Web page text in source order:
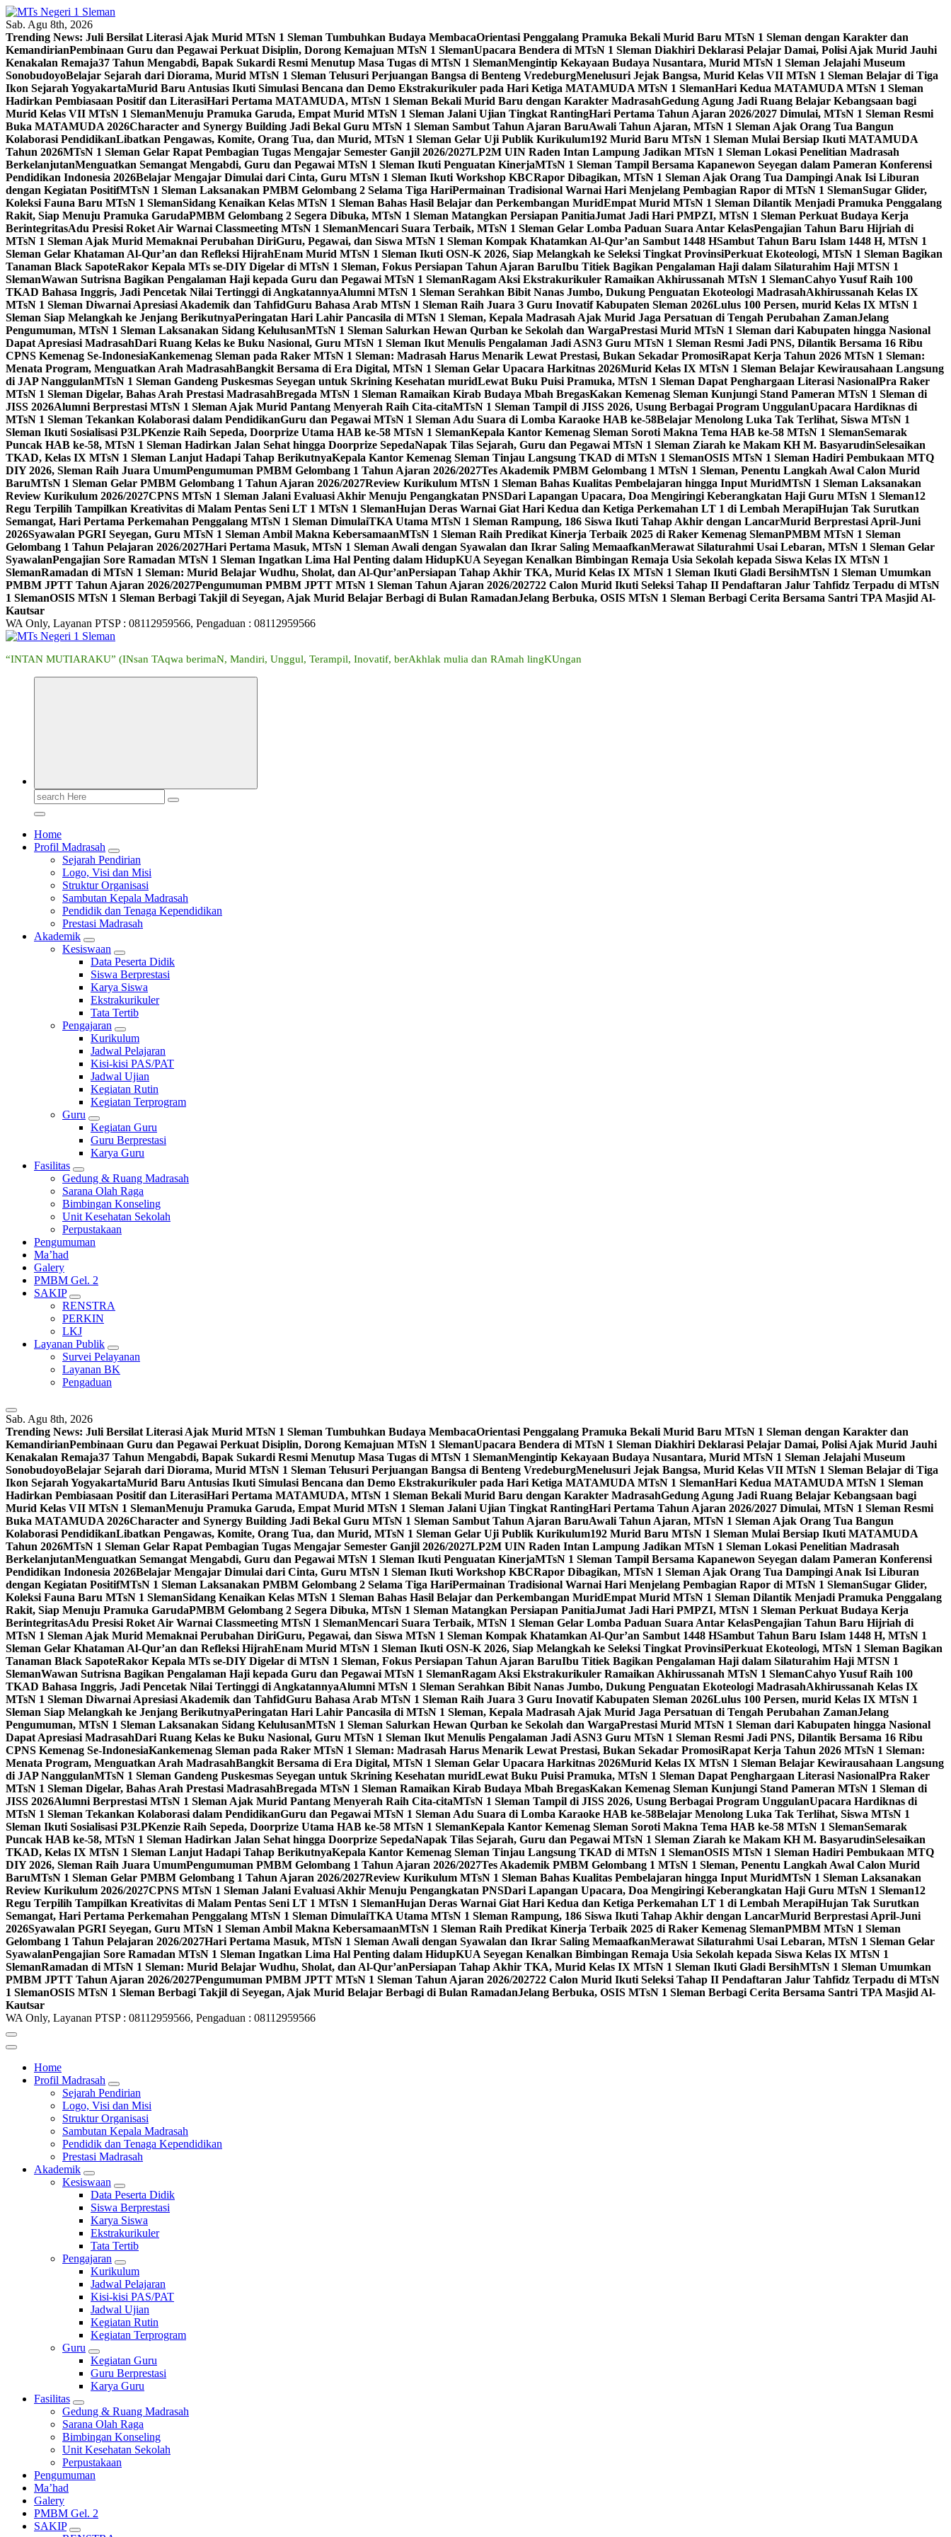
Skip
to
content
Sab. Agu 8th, 2026
Trending News: Juli Bersilat Literasi Ajak Murid MTsN 1 Sleman Tumbuhkan Budaya MembacaOrientasi Penggalang Pramuka Bekali Murid Baru MTsN 1 Sleman dengan Karakter dan
KemandirianPembinaan Guru dan Pegawai Perkuat Disiplin, Dorong Kemajuan MTsN 1 SlemanUpacara Bendera di MTsN 1 Sleman Diakhiri Deklarasi Pelajar Damai, Polisi Ajak Murid Jauhi
Kenakalan Remaja37 Tahun Mengabdi, Bapak Sukardi Resmi Menutup Masa Tugas di MTsN 1 SlemanMengintip Kekayaan Budaya Nusantara, Murid MTsN 1 Sleman Jelajahi Museum
SonobudoyoBelajar Sejarah dari Diorama, Murid MTsN 1 Sleman Telusuri Perjuangan Bangsa di Benteng VredeburgMenelusuri Jejak Bangsa, Murid Kelas VII MTsN 1 Sleman Belajar di Tiga
Ikon Sejarah YogyakartaMurid Baru Antusias Ikuti Simulasi Bencana dan Demo Ekstrakurikuler pada Hari Ketiga MATAMUDA MTsN 1 SlemanHari Kedua MATAMUDA MTsN 1 Sleman
Hadirkan Pembiasaan Positif dan LiterasiHari Pertama MATAMUDA, MTsN 1 Sleman Bekali Murid Baru dengan Karakter MadrasahGedung Agung Jadi Ruang Belajar Kebangsaan bagi
Murid Kelas VII MTsN 1 SlemanMenuju Pramuka Garuda, Empat Murid MTsN 1 Sleman Jalani Ujian Tingkat RantingHari Pertama Tahun Ajaran 2026/2027 Dimulai, MTsN 1 Sleman Resmi
Buka MATAMUDA 2026Character and Synergy Building Jadi Bekal Guru MTsN 1 Sleman Sambut Tahun Ajaran BaruAwali Tahun Ajaran, MTsN 1 Sleman Ajak Orang Tua Bangun
Kolaborasi PendidikanLibatkan Pengawas, Komite, Orang Tua, dan Murid, MTsN 1 Sleman Gelar Uji Publik Kurikulum192 Murid Baru MTsN 1 Sleman Mulai Bersiap Ikuti MATAMUDA
Tahun 2026MTsN 1 Sleman Gelar Rapat Pembagian Tugas Mengajar Semester Ganjil 2026/2027LP2M UIN Raden Intan Lampung Jadikan MTsN 1 Sleman Lokasi Penelitian Madrasah
BerkelanjutanMenguatkan Semangat Mengabdi, Guru dan Pegawai MTsN 1 Sleman Ikuti Penguatan KinerjaMTsN 1 Sleman Tampil Bersama Kapanewon Seyegan dalam Pameran Konferensi
Pendidikan Indonesia 2026Belajar Mengajar Dimulai dari Cinta, Guru MTsN 1 Sleman Ikuti Workshop KBCRapor Dibagikan, MTsN 1 Sleman Ajak Orang Tua Dampingi Anak Isi Liburan
dengan Kegiatan PositifMTsN 1 Sleman Laksanakan PMBM Gelombang 2 Selama Tiga HariPermainan Tradisional Warnai Hari Menjelang Pembagian Rapor di MTsN 1 SlemanSugar Glider,
Koleksi Fauna Baru MTsN 1 SlemanSidang Kenaikan Kelas MTsN 1 Sleman Bahas Hasil Belajar dan Perkembangan MuridEmpat Murid MTsN 1 Sleman Dilantik Menjadi Pramuka Penggalang
Rakit, Siap Menuju Pramuka GarudaPMBM Gelombang 2 Segera Dibuka, MTsN 1 Sleman Matangkan Persiapan PanitiaJumat Jadi Hari PMPZI, MTsN 1 Sleman Perkuat Budaya Kerja
BerintegritasAdu Presisi Roket Air Warnai Classmeeting MTsN 1 SlemanMencari Suara Terbaik, MTsN 1 Sleman Gelar Lomba Paduan Suara Antar KelasPengajian Tahun Baru Hijriah di
MTsN 1 Sleman Ajak Murid Memaknai Perubahan DiriGuru, Pegawai, dan Siswa MTsN 1 Sleman Kompak Khatamkan Al-Qur’an Sambut 1448 HSambut Tahun Baru Islam 1448 H, MTsN 1
Sleman Gelar Khataman Al-Qur’an dan Refleksi HijrahEnam Murid MTsN 1 Sleman Ikuti OSN-K 2026, Siap Melangkah ke Seleksi Tingkat ProvinsiPerkuat Ekoteologi, MTsN 1 Sleman Bagikan
Tanaman Black SapoteRakor Kepala MTs se-DIY Digelar di MTsN 1 Sleman, Fokus Persiapan Tahun Ajaran BaruIbu Titiek Bagikan Pengalaman Haji dalam Silaturahim Haji MTSN 1
SlemanWawan Sutrisna Bagikan Pengalaman Haji kepada Guru dan Pegawai MTsN 1 SlemanRagam Aksi Ekstrakurikuler Ramaikan Akhirussanah MTsN 1 SlemanCahyo Yusuf Raih 100
TKAD Bahasa Inggris, Jadi Pencetak Nilai Tertinggi di AngkatannyaAlumni MTsN 1 Sleman Serahkan Bibit Nanas Jumbo, Dukung Penguatan Ekoteologi MadrasahAkhirussanah Kelas IX
MTsN 1 Sleman Diwarnai Apresiasi Akademik dan TahfidGuru Bahasa Arab MTsN 1 Sleman Raih Juara 3 Guru Inovatif Kabupaten Sleman 2026Lulus 100 Persen, murid Kelas IX MTsN 1
Sleman Siap Melangkah ke Jenjang BerikutnyaPeringatan Hari Lahir Pancasila di MTsN 1 Sleman, Kepala Madrasah Ajak Murid Jaga Persatuan di Tengah Perubahan ZamanJelang
Pengumuman, MTsN 1 Sleman Laksanakan Sidang KelulusanMTsN 1 Sleman Salurkan Hewan Qurban ke Sekolah dan WargaPrestasi Murid MTsN 1 Sleman dari Kabupaten hingga Nasional
Dapat Apresiasi MadrasahDari Ruang Kelas ke Buku Nasional, Guru MTsN 1 Sleman Ikut Menulis Pengalaman Jadi ASN3 Guru MTsN 1 Sleman Resmi Jadi PNS, Dilantik Bersama 16 Ribu
CPNS Kemenag Se-IndonesiaKankemenag Sleman pada Raker MTsN 1 Sleman: Madrasah Harus Menarik Lewat Prestasi, Bukan Sekadar PromosiRapat Kerja Tahun 2026 MTsN 1 Sleman:
Menata Program, Menguatkan Arah MadrasahBangkit Bersama di Era Digital, MTsN 1 Sleman Gelar Upacara Harkitnas 2026Murid Kelas IX MTsN 1 Sleman Belajar Kewirausahaan Langsung
di JAP NanggulanMTsN 1 Sleman Gandeng Puskesmas Seyegan untuk Skrining Kesehatan muridLewat Buku Puisi Pramuka, MTsN 1 Sleman Dapat Penghargaan Literasi NasionalPra Raker
MTsN 1 Sleman Digelar, Bahas Arah Prestasi MadrasahBregada MTsN 1 Sleman Ramaikan Kirab Budaya Mbah BregasKakan Kemenag Sleman Kunjungi Stand Pameran MTsN 1 Sleman di
JISS 2026Alumni Berprestasi MTsN 1 Sleman Ajak Murid Pantang Menyerah Raih Cita-citaMTsN 1 Sleman Tampil di JISS 2026, Usung Berbagai Program UnggulanUpacara Hardiknas di
MTsN 1 Sleman Tekankan Kolaborasi dalam PendidikanGuru dan Pegawai MTsN 1 Sleman Adu Suara di Lomba Karaoke HAB ke-58Belajar Menolong Luka Tak Terlihat, Siswa MTsN 1
Sleman Ikuti Sosialisasi P3LPKenzie Raih Sepeda, Doorprize Utama HAB ke-58 MTsN 1 SlemanKepala Kantor Kemenag Sleman Soroti Makna Tema HAB ke-58 MTsN 1 SlemanSemarak
Puncak HAB ke-58, MTsN 1 Sleman Hadirkan Jalan Sehat hingga Doorprize SepedaNapak Tilas Sejarah, Guru dan Pegawai MTsN 1 Sleman Ziarah ke Makam KH M. BasyarudinSelesaikan
TKAD, Kelas IX MTsN 1 Sleman Lanjut Hadapi Tahap BerikutnyaKepala Kantor Kemenag Sleman Tinjau Langsung TKAD di MTsN 1 SlemanOSIS MTsN 1 Sleman Hadiri Pembukaan MTQ
DIY 2026, Sleman Raih Juara UmumPengumuman PMBM Gelombang 1 Tahun Ajaran 2026/2027Tes Akademik PMBM Gelombang 1 MTsN 1 Sleman, Penentu Langkah Awal Calon Murid
BaruMTsN 1 Sleman Gelar PMBM Gelombang 1 Tahun Ajaran 2026/2027Review Kurikulum MTsN 1 Sleman Bahas Kualitas Pembelajaran hingga Input MuridMTsN 1 Sleman Laksanakan
Review Kurikulum 2026/2027CPNS MTsN 1 Sleman Jalani Evaluasi Akhir Menuju Pengangkatan PNSDari Lapangan Upacara, Doa Mengiringi Keberangkatan Haji Guru MTsN 1 Sleman12
Regu Terpilih Tampilkan Kreativitas di Malam Pentas Seni LT 1 MTsN 1 SlemanHujan Deras Warnai Giat Hari Kedua dan Ketiga Perkemahan LT 1 di Lembah MerapiHujan Tak Surutkan
Semangat, Hari Pertama Perkemahan Penggalang MTsN 1 Sleman DimulaiTKA Utama MTsN 1 Sleman Rampung, 186 Siswa Ikuti Tahap Akhir dengan LancarMurid Berprestasi April-Juni
2026Syawalan PGRI Seyegan, Guru MTsN 1 Sleman Ambil Makna KebersamaanMTsN 1 Sleman Raih Predikat Kinerja Terbaik 2025 di Raker Kemenag SlemanPMBM MTsN 1 Sleman
Gelombang 1 Tahun Pelajaran 2026/2027Hari Pertama Masuk, MTsN 1 Sleman Awali dengan Syawalan dan Ikrar Saling MemaafkanMerawat Silaturahmi Usai Lebaran, MTsN 1 Sleman Gelar
SyawalanPengajian Sore Ramadan MTsN 1 Sleman Ingatkan Lima Hal Penting dalam HidupKUA Seyegan Kenalkan Bimbingan Remaja Usia Sekolah kepada Siswa Kelas IX MTsN 1
SlemanRamadan di MTsN 1 Sleman: Murid Belajar Wudhu, Sholat, dan Al-Qur’anPersiapan Tahap Akhir TKA, Murid Kelas IX MTsN 1 Sleman Ikuti Gladi BersihMTsN 1 Sleman Umumkan
PMBM JPTT Tahun Ajaran 2026/2027Pengumuman PMBM JPTT MTsN 1 Sleman Tahun Ajaran 2026/202722 Calon Murid Ikuti Seleksi Tahap II Pendaftaran Jalur Tahfidz Terpadu di MTsN
1 SlemanOSIS MTsN 1 Sleman Berbagi Takjil di Seyegan, Ajak Murid Belajar Berbagi di Bulan RamadanJelang Berbuka, OSIS MTsN 1 Sleman Berbagi Cerita Bersama Santri TPA Masjid Al-
Kautsar
WA Only, Layanan PTSP : 08112959566, Pengaduan : 08112959566
“INTAN MUTIARAKU” (INsan TAqwa berimaN, Mandiri, Unggul, Terampil, Inovatif, berAkhlak mulia dan RAmah lingKUngan
Search
for:
Home
Profil Madrasah
Sejarah Pendirian
Logo, Visi dan Misi
Struktur Organisasi
Sambutan Kepala Madrasah
Pendidik dan Tenaga Kependidikan
Prestasi Madrasah
Akademik
Kesiswaan
Data Peserta Didik
Siswa Berprestasi
Karya Siswa
Ekstrakurikuler
Tata Tertib
Pengajaran
Kurikulum
Jadwal Pelajaran
Kisi-kisi PAS/PAT
Jadwal Ujian
Kegiatan Rutin
Kegiatan Terprogram
Guru
Kegiatan Guru
Guru Berprestasi
Karya Guru
Fasilitas
Gedung & Ruang Madrasah
Sarana Olah Raga
Bimbingan Konseling
Unit Kesehatan Sekolah
Perpustakaan
Pengumuman
Ma’had
Galery
PMBM Gel. 2
SAKIP
RENSTRA
PERKIN
LKJ
Layanan Publik
Survei Pelayanan
Layanan BK
Pengaduan
Sab. Agu 8th, 2026
Trending News: Juli Bersilat Literasi Ajak Murid MTsN 1 Sleman Tumbuhkan Budaya MembacaOrientasi Penggalang Pramuka Bekali Murid Baru MTsN 1 Sleman dengan Karakter dan
KemandirianPembinaan Guru dan Pegawai Perkuat Disiplin, Dorong Kemajuan MTsN 1 SlemanUpacara Bendera di MTsN 1 Sleman Diakhiri Deklarasi Pelajar Damai, Polisi Ajak Murid Jauhi
Kenakalan Remaja37 Tahun Mengabdi, Bapak Sukardi Resmi Menutup Masa Tugas di MTsN 1 SlemanMengintip Kekayaan Budaya Nusantara, Murid MTsN 1 Sleman Jelajahi Museum
SonobudoyoBelajar Sejarah dari Diorama, Murid MTsN 1 Sleman Telusuri Perjuangan Bangsa di Benteng VredeburgMenelusuri Jejak Bangsa, Murid Kelas VII MTsN 1 Sleman Belajar di Tiga
Ikon Sejarah YogyakartaMurid Baru Antusias Ikuti Simulasi Bencana dan Demo Ekstrakurikuler pada Hari Ketiga MATAMUDA MTsN 1 SlemanHari Kedua MATAMUDA MTsN 1 Sleman
Hadirkan Pembiasaan Positif dan LiterasiHari Pertama MATAMUDA, MTsN 1 Sleman Bekali Murid Baru dengan Karakter MadrasahGedung Agung Jadi Ruang Belajar Kebangsaan bagi
Murid Kelas VII MTsN 1 SlemanMenuju Pramuka Garuda, Empat Murid MTsN 1 Sleman Jalani Ujian Tingkat RantingHari Pertama Tahun Ajaran 2026/2027 Dimulai, MTsN 1 Sleman Resmi
Buka MATAMUDA 2026Character and Synergy Building Jadi Bekal Guru MTsN 1 Sleman Sambut Tahun Ajaran BaruAwali Tahun Ajaran, MTsN 1 Sleman Ajak Orang Tua Bangun
Kolaborasi PendidikanLibatkan Pengawas, Komite, Orang Tua, dan Murid, MTsN 1 Sleman Gelar Uji Publik Kurikulum192 Murid Baru MTsN 1 Sleman Mulai Bersiap Ikuti MATAMUDA
Tahun 2026MTsN 1 Sleman Gelar Rapat Pembagian Tugas Mengajar Semester Ganjil 2026/2027LP2M UIN Raden Intan Lampung Jadikan MTsN 1 Sleman Lokasi Penelitian Madrasah
BerkelanjutanMenguatkan Semangat Mengabdi, Guru dan Pegawai MTsN 1 Sleman Ikuti Penguatan KinerjaMTsN 1 Sleman Tampil Bersama Kapanewon Seyegan dalam Pameran Konferensi
Pendidikan Indonesia 2026Belajar Mengajar Dimulai dari Cinta, Guru MTsN 1 Sleman Ikuti Workshop KBCRapor Dibagikan, MTsN 1 Sleman Ajak Orang Tua Dampingi Anak Isi Liburan
dengan Kegiatan PositifMTsN 1 Sleman Laksanakan PMBM Gelombang 2 Selama Tiga HariPermainan Tradisional Warnai Hari Menjelang Pembagian Rapor di MTsN 1 SlemanSugar Glider,
Koleksi Fauna Baru MTsN 1 SlemanSidang Kenaikan Kelas MTsN 1 Sleman Bahas Hasil Belajar dan Perkembangan MuridEmpat Murid MTsN 1 Sleman Dilantik Menjadi Pramuka Penggalang
Rakit, Siap Menuju Pramuka GarudaPMBM Gelombang 2 Segera Dibuka, MTsN 1 Sleman Matangkan Persiapan PanitiaJumat Jadi Hari PMPZI, MTsN 1 Sleman Perkuat Budaya Kerja
BerintegritasAdu Presisi Roket Air Warnai Classmeeting MTsN 1 SlemanMencari Suara Terbaik, MTsN 1 Sleman Gelar Lomba Paduan Suara Antar KelasPengajian Tahun Baru Hijriah di
MTsN 1 Sleman Ajak Murid Memaknai Perubahan DiriGuru, Pegawai, dan Siswa MTsN 1 Sleman Kompak Khatamkan Al-Qur’an Sambut 1448 HSambut Tahun Baru Islam 1448 H, MTsN 1
Sleman Gelar Khataman Al-Qur’an dan Refleksi HijrahEnam Murid MTsN 1 Sleman Ikuti OSN-K 2026, Siap Melangkah ke Seleksi Tingkat ProvinsiPerkuat Ekoteologi, MTsN 1 Sleman Bagikan
Tanaman Black SapoteRakor Kepala MTs se-DIY Digelar di MTsN 1 Sleman, Fokus Persiapan Tahun Ajaran BaruIbu Titiek Bagikan Pengalaman Haji dalam Silaturahim Haji MTSN 1
SlemanWawan Sutrisna Bagikan Pengalaman Haji kepada Guru dan Pegawai MTsN 1 SlemanRagam Aksi Ekstrakurikuler Ramaikan Akhirussanah MTsN 1 SlemanCahyo Yusuf Raih 100
TKAD Bahasa Inggris, Jadi Pencetak Nilai Tertinggi di AngkatannyaAlumni MTsN 1 Sleman Serahkan Bibit Nanas Jumbo, Dukung Penguatan Ekoteologi MadrasahAkhirussanah Kelas IX
MTsN 1 Sleman Diwarnai Apresiasi Akademik dan TahfidGuru Bahasa Arab MTsN 1 Sleman Raih Juara 3 Guru Inovatif Kabupaten Sleman 2026Lulus 100 Persen, murid Kelas IX MTsN 1
Sleman Siap Melangkah ke Jenjang BerikutnyaPeringatan Hari Lahir Pancasila di MTsN 1 Sleman, Kepala Madrasah Ajak Murid Jaga Persatuan di Tengah Perubahan ZamanJelang
Pengumuman, MTsN 1 Sleman Laksanakan Sidang KelulusanMTsN 1 Sleman Salurkan Hewan Qurban ke Sekolah dan WargaPrestasi Murid MTsN 1 Sleman dari Kabupaten hingga Nasional
Dapat Apresiasi MadrasahDari Ruang Kelas ke Buku Nasional, Guru MTsN 1 Sleman Ikut Menulis Pengalaman Jadi ASN3 Guru MTsN 1 Sleman Resmi Jadi PNS, Dilantik Bersama 16 Ribu
CPNS Kemenag Se-IndonesiaKankemenag Sleman pada Raker MTsN 1 Sleman: Madrasah Harus Menarik Lewat Prestasi, Bukan Sekadar PromosiRapat Kerja Tahun 2026 MTsN 1 Sleman:
Menata Program, Menguatkan Arah MadrasahBangkit Bersama di Era Digital, MTsN 1 Sleman Gelar Upacara Harkitnas 2026Murid Kelas IX MTsN 1 Sleman Belajar Kewirausahaan Langsung
di JAP NanggulanMTsN 1 Sleman Gandeng Puskesmas Seyegan untuk Skrining Kesehatan muridLewat Buku Puisi Pramuka, MTsN 1 Sleman Dapat Penghargaan Literasi NasionalPra Raker
MTsN 1 Sleman Digelar, Bahas Arah Prestasi MadrasahBregada MTsN 1 Sleman Ramaikan Kirab Budaya Mbah BregasKakan Kemenag Sleman Kunjungi Stand Pameran MTsN 1 Sleman di
JISS 2026Alumni Berprestasi MTsN 1 Sleman Ajak Murid Pantang Menyerah Raih Cita-citaMTsN 1 Sleman Tampil di JISS 2026, Usung Berbagai Program UnggulanUpacara Hardiknas di
MTsN 1 Sleman Tekankan Kolaborasi dalam PendidikanGuru dan Pegawai MTsN 1 Sleman Adu Suara di Lomba Karaoke HAB ke-58Belajar Menolong Luka Tak Terlihat, Siswa MTsN 1
Sleman Ikuti Sosialisasi P3LPKenzie Raih Sepeda, Doorprize Utama HAB ke-58 MTsN 1 SlemanKepala Kantor Kemenag Sleman Soroti Makna Tema HAB ke-58 MTsN 1 SlemanSemarak
Puncak HAB ke-58, MTsN 1 Sleman Hadirkan Jalan Sehat hingga Doorprize SepedaNapak Tilas Sejarah, Guru dan Pegawai MTsN 1 Sleman Ziarah ke Makam KH M. BasyarudinSelesaikan
TKAD, Kelas IX MTsN 1 Sleman Lanjut Hadapi Tahap BerikutnyaKepala Kantor Kemenag Sleman Tinjau Langsung TKAD di MTsN 1 SlemanOSIS MTsN 1 Sleman Hadiri Pembukaan MTQ
DIY 2026, Sleman Raih Juara UmumPengumuman PMBM Gelombang 1 Tahun Ajaran 2026/2027Tes Akademik PMBM Gelombang 1 MTsN 1 Sleman, Penentu Langkah Awal Calon Murid
BaruMTsN 1 Sleman Gelar PMBM Gelombang 1 Tahun Ajaran 2026/2027Review Kurikulum MTsN 1 Sleman Bahas Kualitas Pembelajaran hingga Input MuridMTsN 1 Sleman Laksanakan
Review Kurikulum 2026/2027CPNS MTsN 1 Sleman Jalani Evaluasi Akhir Menuju Pengangkatan PNSDari Lapangan Upacara, Doa Mengiringi Keberangkatan Haji Guru MTsN 1 Sleman12
Regu Terpilih Tampilkan Kreativitas di Malam Pentas Seni LT 1 MTsN 1 SlemanHujan Deras Warnai Giat Hari Kedua dan Ketiga Perkemahan LT 1 di Lembah MerapiHujan Tak Surutkan
Semangat, Hari Pertama Perkemahan Penggalang MTsN 1 Sleman DimulaiTKA Utama MTsN 1 Sleman Rampung, 186 Siswa Ikuti Tahap Akhir dengan LancarMurid Berprestasi April-Juni
2026Syawalan PGRI Seyegan, Guru MTsN 1 Sleman Ambil Makna KebersamaanMTsN 1 Sleman Raih Predikat Kinerja Terbaik 2025 di Raker Kemenag SlemanPMBM MTsN 1 Sleman
Gelombang 1 Tahun Pelajaran 2026/2027Hari Pertama Masuk, MTsN 1 Sleman Awali dengan Syawalan dan Ikrar Saling MemaafkanMerawat Silaturahmi Usai Lebaran, MTsN 1 Sleman Gelar
SyawalanPengajian Sore Ramadan MTsN 1 Sleman Ingatkan Lima Hal Penting dalam HidupKUA Seyegan Kenalkan Bimbingan Remaja Usia Sekolah kepada Siswa Kelas IX MTsN 1
SlemanRamadan di MTsN 1 Sleman: Murid Belajar Wudhu, Sholat, dan Al-Qur’anPersiapan Tahap Akhir TKA, Murid Kelas IX MTsN 1 Sleman Ikuti Gladi BersihMTsN 1 Sleman Umumkan
PMBM JPTT Tahun Ajaran 2026/2027Pengumuman PMBM JPTT MTsN 1 Sleman Tahun Ajaran 2026/202722 Calon Murid Ikuti Seleksi Tahap II Pendaftaran Jalur Tahfidz Terpadu di MTsN
1 SlemanOSIS MTsN 1 Sleman Berbagi Takjil di Seyegan, Ajak Murid Belajar Berbagi di Bulan RamadanJelang Berbuka, OSIS MTsN 1 Sleman Berbagi Cerita Bersama Santri TPA Masjid Al-
Kautsar
WA Only, Layanan PTSP : 08112959566, Pengaduan : 08112959566
Home
Profil Madrasah
Sejarah Pendirian
Logo, Visi dan Misi
Struktur Organisasi
Sambutan Kepala Madrasah
Pendidik dan Tenaga Kependidikan
Prestasi Madrasah
Akademik
Kesiswaan
Data Peserta Didik
Siswa Berprestasi
Karya Siswa
Ekstrakurikuler
Tata Tertib
Pengajaran
Kurikulum
Jadwal Pelajaran
Kisi-kisi PAS/PAT
Jadwal Ujian
Kegiatan Rutin
Kegiatan Terprogram
Guru
Kegiatan Guru
Guru Berprestasi
Karya Guru
Fasilitas
Gedung & Ruang Madrasah
Sarana Olah Raga
Bimbingan Konseling
Unit Kesehatan Sekolah
Perpustakaan
Pengumuman
Ma’had
Galery
PMBM Gel. 2
SAKIP